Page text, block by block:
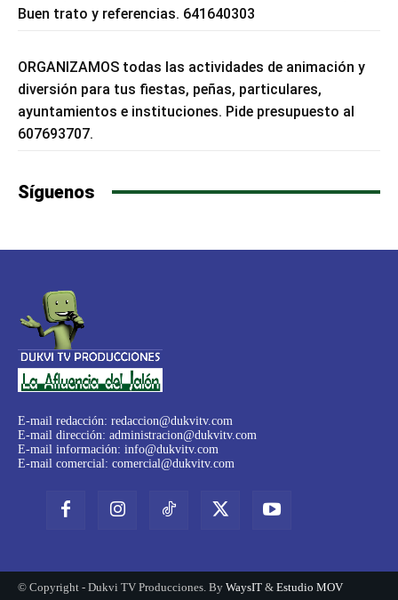
Buen trato y referencias. 641640303
ORGANIZAMOS todas las actividades de animación y
diversión para tus fiestas, peñas, particulares,
ayuntamientos e instituciones. Pide presupuesto al
607693707.
Síguenos
E-mail redacción: redaccion@dukvitv.com
E-mail dirección: administracion@dukvitv.com
E-mail información: info@dukvitv.com
E-mail comercial: comercial@dukvitv.com
© Copyright - Dukvi TV Producciones. By WaysIT & Estudio MOV